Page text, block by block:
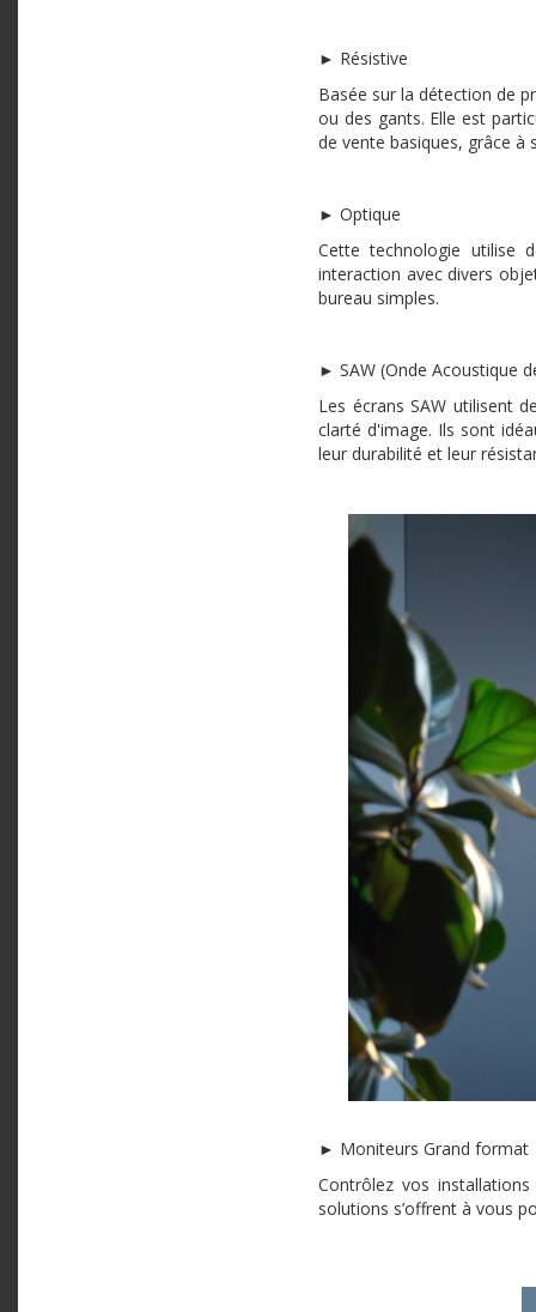
► Résistive
Basée sur la détection de
ou des gants. Elle est
de vente basiques, grâce à
► Optique
Cette technologie utilise
interaction avec divers
bureau simples.
► SAW (Onde Acoustique
Les écrans SAW utilisent
clarté d'image. Ils sont
leur durabilité et leur
► Moniteurs Grand format
Contrôlez vos
solutions s’offrent à vous